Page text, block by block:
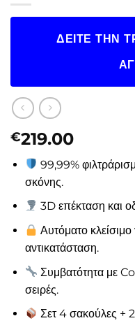
ΔΕΊΤΕ ΤΗΝ
€219.00
99,99%
σκόνης.
3D επέκταση και
Αυτόματο
αντικατάσταση.
Συμβατότητα με
σειρές.
Σετ 4 σακούλες +